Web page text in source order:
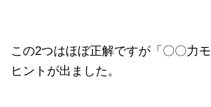
この2つはほぼ正解ですが「〇〇力
ヒントが出ました。